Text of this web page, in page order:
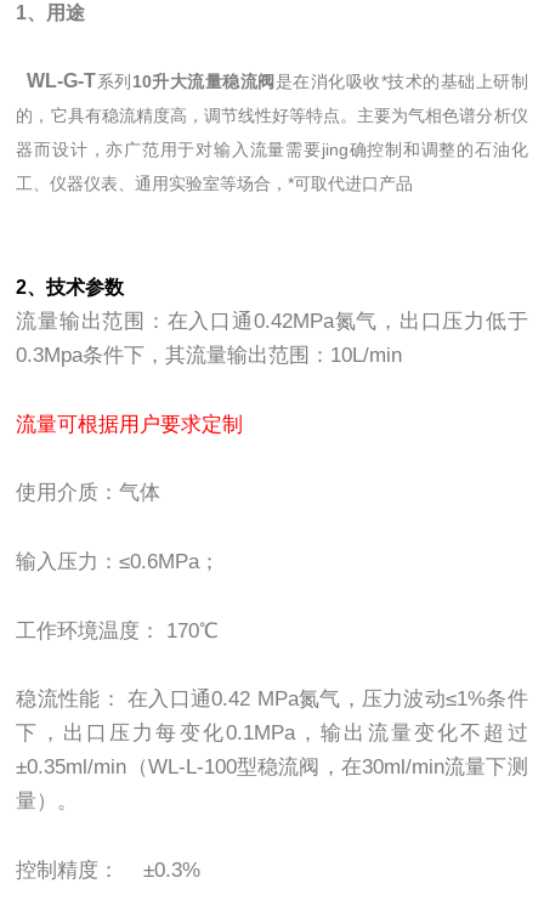
1、用途
WL-G-T系列 10升大流量稳流阀 是在消化吸收*技术的基础上研制
的，它具有稳流精度高，调节线性好等特点。主要为气相色谱分析仪
器而设计，亦广范用于对输入流量需要jing确控制和调整的石油化
工、仪器仪表、通用实验室等场合，*可取代进口产品
2、技术参数
流量输出范围：在入口通0.42MPa氮气，出口压力低于
0.3Mpa条件下，其流量输出范围：10L/min
流量可根据用户要求定制
使用介质：气体
输入压力：≤0.6MPa；
工作环境温度： 170℃
稳流性能： 在入口通0.42 MPa氮气，压力波动≤1%条件
下，出口压力每变化0.1MPa，输出流量变化不超过
±0.35ml/min（WL-L-100型稳流阀，在30ml/min流量下测
量）。
控制精度： ±0.3%